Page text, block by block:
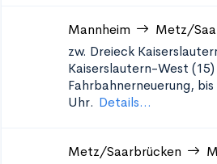
Mannheim Metz/
zw. Dreieck
Kaiserslautern-West (15)
Fahrbahnerneuerung,
Uhr. Details...
Metz/Saarbrücken